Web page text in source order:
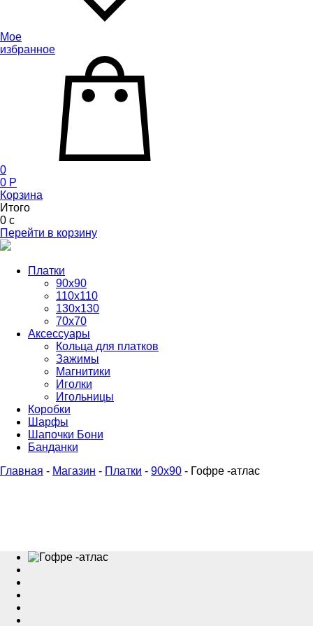
Мое
избранное
0
0 P
Корзина
Итого
0 c
Перейти в корзину
Платки
90x90
110x110
130x130
70х70
Аксессуары
Кольца для платков
Зажимы
Магнитики
Иголки
Игольницы
Коробки
Шарфы
Шапочки Бони
Банданки
Главная - Магазин - Платки - 90x90 - Гофре -атлас